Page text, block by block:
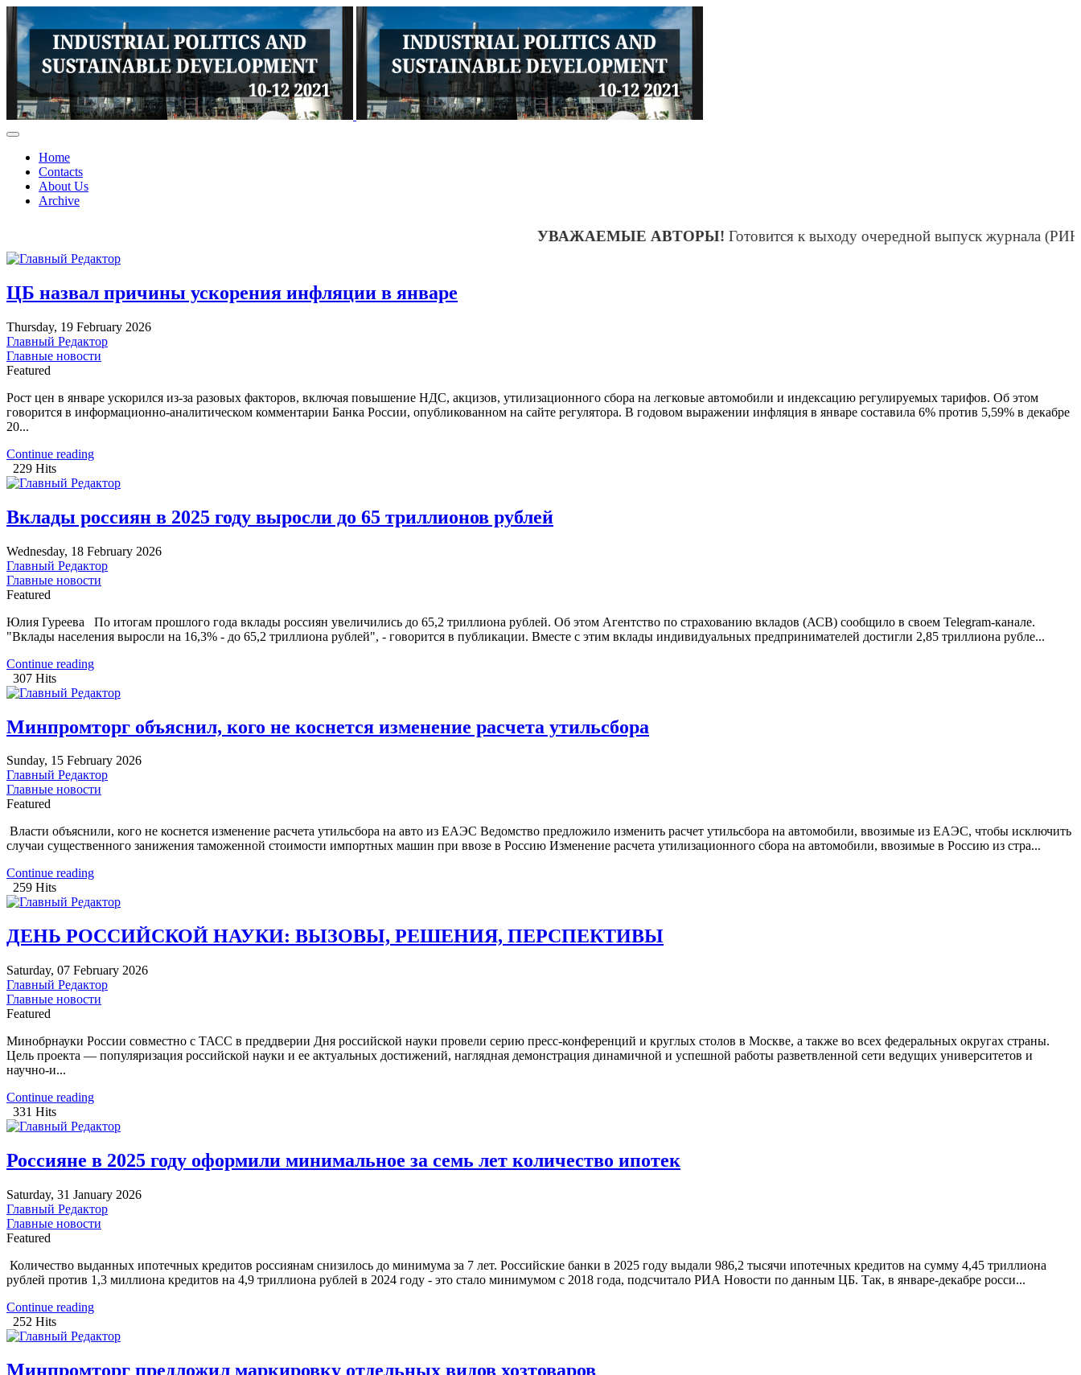
Home
Contacts
About Us
Archive
УВАЖАЕМЫЕ АВТОРЫ!Готовится к выходу очередной выпуск журнала (РИНЦ)
ЦБ назвал причины ускорения инфляции в январе
Thursday, 19 February 2026
Главный Редактор
Главные новости
Featured
Рост цен в январе ускорился из-за разовых факторов, включая повышение НДС, акцизов, утилизационного сбора на легковые автомобили и индексацию регулируемых тарифов. Об этом
говорится в информационно-аналитическом комментарии Банка России, опубликованном на сайте регулятора. В годовом выражении инфляция в январе составила 6% против 5,59% в декабре
20...
Continue reading
229 Hits
Вклады россиян в 2025 году выросли до 65 триллионов рублей
Wednesday, 18 February 2026
Главный Редактор
Главные новости
Featured
Юлия Гуреева По итогам прошлого года вклады россиян увеличились до 65,2 триллиона рублей. Об этом Агентство по страхованию вкладов (АСВ) сообщило в своем Telegram-канале.
"Вклады населения выросли на 16,3% - до 65,2 триллиона рублей", - говорится в публикации. Вместе с этим вклады индивидуальных предпринимателей достигли 2,85 триллиона рубле...
Continue reading
307 Hits
Минпромторг объяснил, кого не коснется изменение расчета утильсбора
Sunday, 15 February 2026
Главный Редактор
Главные новости
Featured
Власти объяснили, кого не коснется изменение расчета утильсбора на авто из ЕАЭС Ведомство предложило изменить расчет утильсбора на автомобили, ввозимые из ЕАЭС, чтобы исключить
случаи существенного занижения таможенной стоимости импортных машин при ввозе в Россию Изменение расчета утилизационного сбора на автомобили, ввозимые в Россию из стра...
Continue reading
259 Hits
ДЕНЬ РОССИЙСКОЙ НАУКИ: ВЫЗОВЫ, РЕШЕНИЯ, ПЕРСПЕКТИВЫ
Saturday, 07 February 2026
Главный Редактор
Главные новости
Featured
Минобрнауки России совместно с ТАСС в преддверии Дня российской науки провели серию пресс-конференций и круглых столов в Москве, а также во всех федеральных округах страны.
Цель проекта — популяризация российской науки и ее актуальных достижений, наглядная демонстрация динамичной и успешной работы разветвленной сети ведущих университетов и
научно-и...
Continue reading
331 Hits
Россияне в 2025 году оформили минимальное за семь лет количество ипотек
Saturday, 31 January 2026
Главный Редактор
Главные новости
Featured
Количество выданных ипотечных кредитов россиянам снизилось до минимума за 7 лет. Российские банки в 2025 году выдали 986,2 тысячи ипотечных кредитов на сумму 4,45 триллиона
рублей против 1,3 миллиона кредитов на 4,9 триллиона рублей в 2024 году - это стало минимумом с 2018 года, подсчитало РИА Новости по данным ЦБ. Так, в январе-декабре росси...
Continue reading
252 Hits
Минпромторг предложил маркировку отдельных видов хозтоваров